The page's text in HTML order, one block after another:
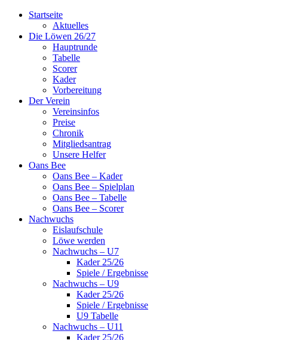
Startseite
Aktuelles
Die Löwen 26/27
Hauptrunde
Tabelle
Scorer
Kader
Vorbereitung
Der Verein
Vereinsinfos
Preise
Chronik
Mitgliedsantrag
Unsere Helfer
Oans Bee
Oans Bee – Kader
Oans Bee – Spielplan
Oans Bee – Tabelle
Oans Bee – Scorer
Nachwuchs
Eislaufschule
Löwe werden
Nachwuchs – U7
Kader 25/26
Spiele / Ergebnisse
Nachwuchs – U9
Kader 25/26
Spiele / Ergebnisse
U9 Tabelle
Nachwuchs – U11
Kader 25/26